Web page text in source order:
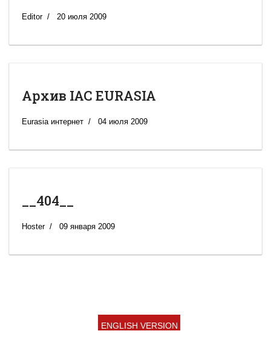
Editor 20 июля 2009
Архив IAC EURASIA
Eurasia интернет 04 июля 2009
__404__
Hoster 09 января 2009
ENGLISH VERSION